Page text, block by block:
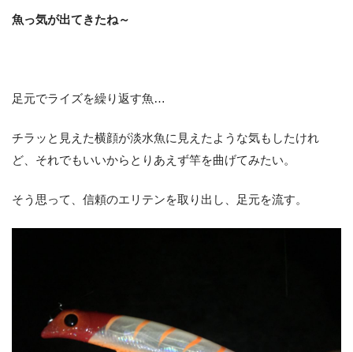
魚っ気が出てきたね～
足元でライズを繰り返す魚…
チラッと見えた横顔が淡水魚に見えたような気もしたけれ
ど、それでもいいからとりあえず竿を曲げてみたい。
そう思って、信頼のエリテンを取り出し、足元を流す。